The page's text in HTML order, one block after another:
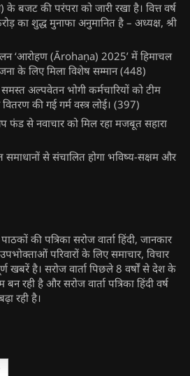
बजट की परंपरा को जारी रखा है। वित्त वर्ष
का शुद्ध मुनाफा अनुमानित है – अध्यक्ष, श्री
‘आरोहण (Ārohaṇa) 2025’ में हिमाचल
के लिए मिला विशेष सम्मान (448)
समस्त अल्पवेतन भोगी कर्मचारियों को टीम
की गई गर्म वस्त्र लोई। (397)
फंड से नवाचार को मिल रहा मजबूत सहारा
समाधानों से संचालित होगा भविष्य-सक्षम और
की पत्रिका सरोज वार्ता हिंदी, जानकार
परिवारों के लिए समाचार, विचार
खबरें है। सरोज वार्ता पिछले 8 वर्षों से देश के
बन रही है और सरोज वार्ता पत्रिका हिंदी वर्ष
रही है।